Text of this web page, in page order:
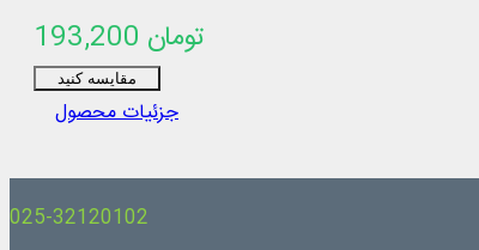
193,200 تومان
مقایسه کنید
جزئیات محصول
025-32120102